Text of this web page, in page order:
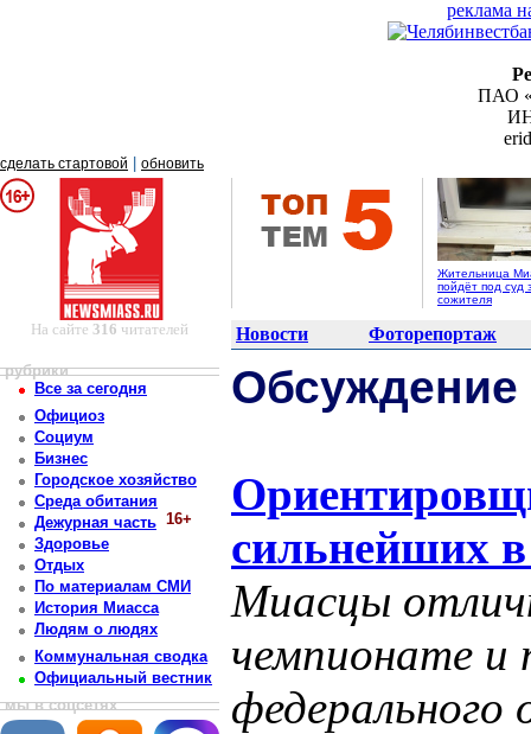
реклама
ПАО
сделать стартовой обновить
Жительница
пойдёт под суд
сожителя
На сайте 316 читателей Новости Фоторепортаж
рубрики
Все за сегодня
Официоз
Социум
Бизнес
Городское хозяйство
Среда обитания
Дежурная часть 16+
Здоровье
Отдых
По материалам СМИ
История Миасса
Людям о людях
Коммунальная сводка
Официальный вестник
мы в соцсетях
сильнейших
Миасцы
чемпионате и
федерального